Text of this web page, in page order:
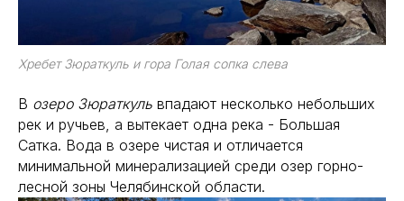
Хребет Зюраткуль и гора Голая сопка слева
В озеро Зюраткуль впадают несколько небольших
рек и ручьев, а вытекает одна река - Большая
Сатка. Вода в озере чистая и отличается
минимальной минерализацией среди озер горно-
лесной зоны Челябинской области.